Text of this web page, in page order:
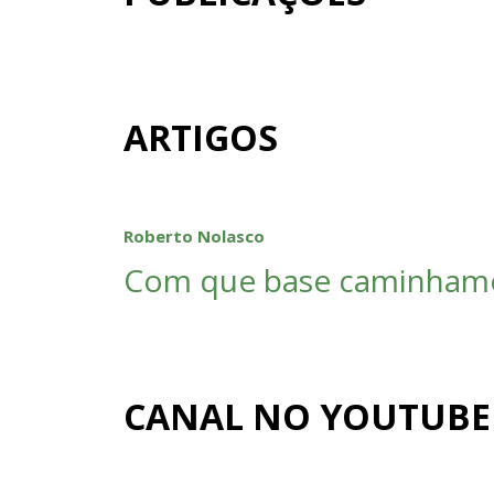
ARTIGOS
Roberto Nolasco
Com que base
CANAL NO YOUTUBE